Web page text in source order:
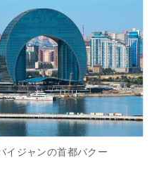
イジャンの首都バクー